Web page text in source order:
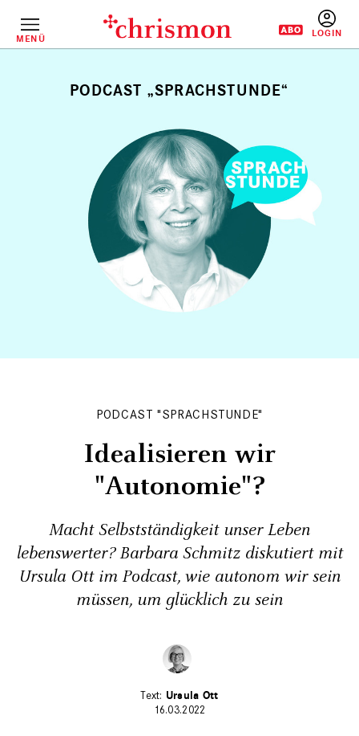
InhaltMENÜ
PODCAST "SPRACHSTUNDE"
Idealisieren wir
"Autonomie"?
Macht Selbstständigkeit unser Leben
lebenswerter? Barbara Schmitz diskutiert mit
Ursula Ott im Podcast, wie autonom wir sein
müssen, um glücklich zu sein
Ursula Ott
16.03.2022